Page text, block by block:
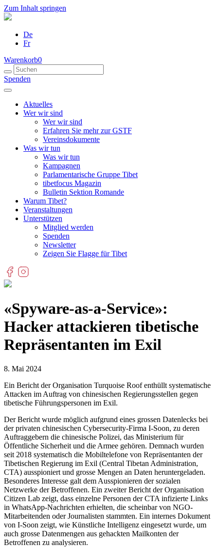
Zum Inhalt springen
De
Fr
Warenkorb0
Spenden
Aktuelles
Wer wir sind
Wer wir sind
Erfahren Sie mehr zur GSTF
Vereinsdokumente
Was wir tun
Was wir tun
Kampagnen
Parlamentarische Gruppe Tibet
tibetfocus Magazin
Bulletin Sektion Romande
Warum Tibet?
Veranstaltungen
Unterstützen
Mitglied werden
Spenden
Newsletter
Zeigen Sie Flagge für Tibet
«Spyware-as-a-Service»:
Hacker attackieren tibetische
Repräsentanten im Exil
8. Mai 2024
Ein Bericht der Organisation Turquoise Roof enthüllt systematische
Attacken im Auftrag von chinesischen Regierungsstellen gegen
tibetische Führungspersonen im Exil.
Der Bericht wurde möglich aufgrund eines grossen Datenlecks bei
der privaten chinesischen Cybersecurity-Firma I-Soon, zu deren
Auftraggebern die chinesische Polizei, das Ministerium für
Öffentliche Sicherheit und die Armee gehören. Demnach wurden
seit 2018 systematisch die Mobiltelefone von Repräsentanten der
Tibetischen Regierung im Exil (Central Tibetan Administration,
CTA) ausspioniert und grosse Mengen an Daten heruntergeladen.
Besonderes Interesse galt dem Ausspionieren der sozialen
Netzwerke der Betroffenen. Ein zweiter Bericht der Organisation
Citizen Lab zeigt, dass einzelne Personen der CTA infizierte Links
in WhatsApp-Nachrichten erhielten, die scheinbar von NGO-
Mitarbeitenden oder Journalisten stammten. Ein internes Dokument
von I-Soon zeigt, wie Künstliche Intelligenz eingesetzt wurde, um
auch grosse Datenmengen aus gehackten Mailkonten der
Betroffenen zu analysieren.